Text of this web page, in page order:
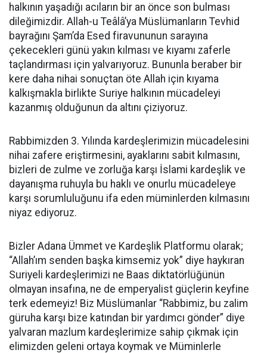
halkının yaşadığı acıların bir an önce son bulması
dileğimizdir. Allah-u Teâlâ’ya Müslümanların Tevhid
bayrağını Şam’da Esed firavununun sarayına
çekecekleri günü yakın kılması ve kıyamı zaferle
taçlandırması için yalvarıyoruz. Bununla beraber bir
kere daha nihai sonuçtan öte Allah için kıyama
kalkışmakla birlikte Suriye halkının mücadeleyi
kazanmış olduğunun da altını çiziyoruz.
Rabbimizden 3. Yılında kardeşlerimizin mücadelesini
nihai zafere eriştirmesini, ayaklarını sabit kılmasını,
bizleri de zulme ve zorluğa karşı İslami kardeşlik ve
dayanışma ruhuyla bu haklı ve onurlu mücadeleye
karşı sorumluluğunu ifa eden müminlerden kılmasını
niyaz ediyoruz.
Bizler Adana Ümmet ve Kardeşlik Platformu olarak;
“Allah’ım senden başka kimsemiz yok” diye haykıran
Suriyeli kardeşlerimizi ne Baas diktatörlüğünün
olmayan insafına, ne de emperyalist güçlerin keyfine
terk edemeyiz! Biz Müslümanlar “Rabbimiz, bu zalim
güruha karşı bize katından bir yardımcı gönder” diye
yalvaran mazlum kardeşlerimize sahip çıkmak için
elimizden geleni ortaya koymak ve Müminlerle